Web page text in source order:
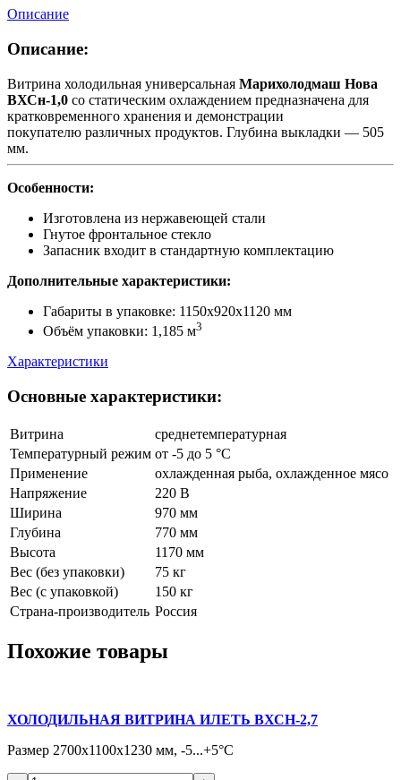
Описание
Описание:
Витрина холодильная универсальная Марихолодмаш Нова
ВХСн-1,0 со статическим охлаждением предназначена для
кратковременного хранения и демонстрации
покупателю различных продуктов. Глубина выкладки — 505
мм.
Особенности:
Изготовлена из нержавеющей стали
Гнутое фронтальное стекло
Запасник входит в стандартную комплектацию
Дополнительные характеристики:
Габариты в упаковке: 1150х920х1120 мм
Объём упаковки: 1,185 м3
Характеристики
Основные характеристики:
Витрина
среднетемпературная
Температурный режим от -5 до 5 °C
Применение
охлажденная рыба, охлажденное мясо
Напряжение
220 В
Ширина
970 мм
Глубина
770 мм
Высота
1170 мм
Вес (без упаковки)
75 кг
Вес (с упаковкой)
150 кг
Страна-производитель Россия
Похожие товары
ХОЛОДИЛЬНАЯ ВИТРИНА ИЛЕТЬ ВХСН-2,7
Размер 2700х1100х1230 мм, -5...+5°С